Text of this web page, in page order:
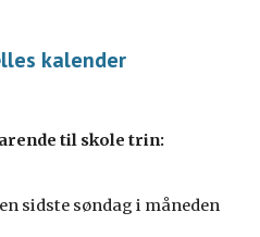
kalender
til skole trin:
sidste søndag i måneden